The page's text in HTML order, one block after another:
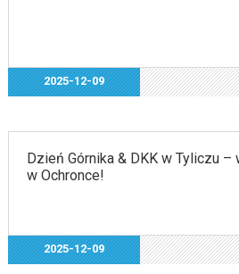
2025-12-09
Dzień Górnika & DKK w Tyliczu
w Ochronce!
2025-12-09